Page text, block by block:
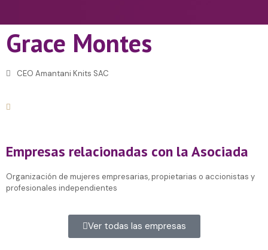
Grace Montes
CEO Amantani Knits SAC
Empresas relacionadas con la Asociada
Organización de mujeres empresarias, propietarias o accionistas y
profesionales independientes
Ver todas las empresas